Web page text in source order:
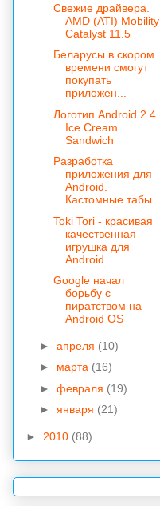
Cвежие драйвера.
AMD (ATI) Mobility
Catalyst 11.5
Беларусы в скором
времени смогут
покупать
приложен...
Логотип Android 2.4
Ice Cream
Sandwich
Разработка
приложения для
Android.
Кастомные табы.
Toki Tori - красивая
качественная
игрушка для
Android
Google начал
борьбу с
пиратством на
Android OS
► апреля (10)
► марта (16)
► февраля (19)
► января (21)
► 2010 (88)